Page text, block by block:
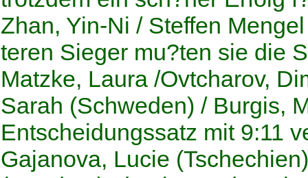
Zhan, Yin-Ni / Steffen
teren Sieger mu?ten sie die
Matzke, Laura /Ovtcharov,
Sarah (Schweden) / Burgis,
Entscheidungssatz mit 9:11
Gajanova, Lucie